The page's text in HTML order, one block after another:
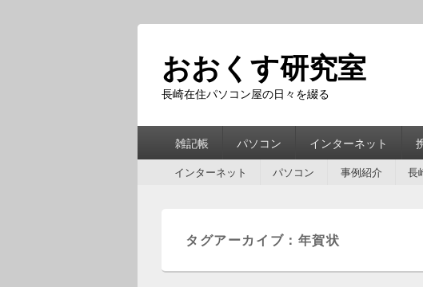
おおくす研究室
長崎在住パソコン屋の日々を綴る
雑記帳 パソコン インターネット
インターネット パソコン 事例紹介 長
タグアーカイブ： 年賀状